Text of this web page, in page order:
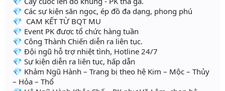
💎 Các sự kiện săn ngọc, ép đồ đa dạng, phong phú
💎 CAM KẾT TỪ BQT MU
💎 Event PK được tổ chức hàng tuần
💎 Công Thành Chiến diễn ra liên tục.
💎 Đội ngũ hỗ trợ nhiệt tình, Hotline 24/7
💎 Sự kiện diễn ra liên tục, hấp dẫn
💎 Khảm Ngũ Hành – Trang bị theo hệ Kim – Mộc – Thủy
– Hỏa – Thổ